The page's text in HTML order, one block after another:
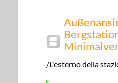
/L'esterno della